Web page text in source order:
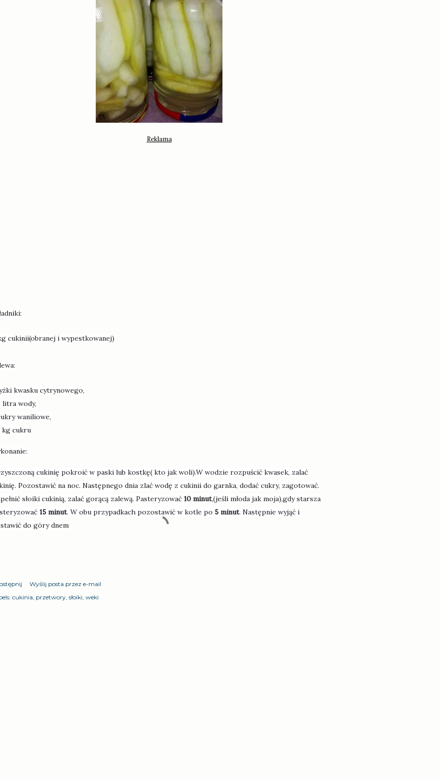
cukinii(obranej i wypestkowanej)
kwasku cytrynowego,
litra wody,
waniliowe,
kg cukru
cukinię pokroić w paski lub kostkę( kto jak woli).W wodzie rozpuścić kwasek, zalać
Pozostawić na noc. Następnego dnia zlać wodę z cukinii do garnka, dodać cukry, zagotować.
słoiki cukinią, zalać gorącą zalewą. Pasteryzować 10 minut,(jeśli młoda jak moja),gdy starsza
15 minut. W obu przypadkach pozostawić w kotle po 5 minut. Następnie wyjąć i
do góry dnem
Wyślij posta przez e-mail
cukinia przetwory słoiki weki